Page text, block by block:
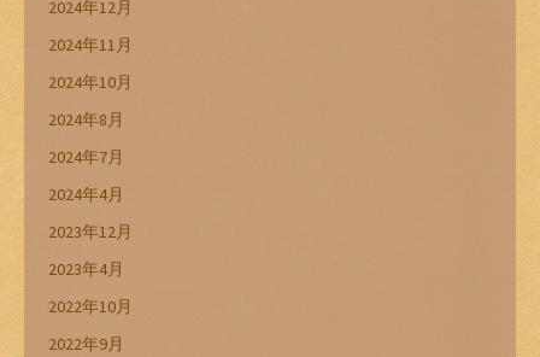
2024年12月
2024年11月
2024年10月
2024年8月
2024年7月
2024年4月
2023年12月
2023年4月
2022年10月
2022年9月